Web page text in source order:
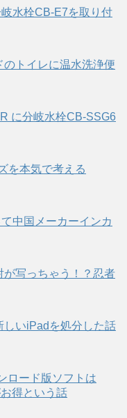
水栓CB-E7を取り付
トイレに温水洗浄便
に分岐水栓CB-SSG6
を本気で考える
中国メーカーインカ
写っちゃう！？忍者
しいiPadを処分した話
ロード版ソフトは
得という話